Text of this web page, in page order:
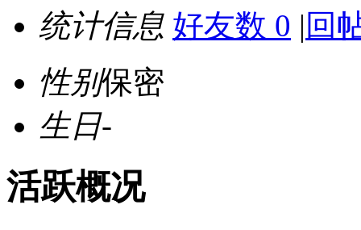
统计信息 好友数 0 | 回
性别保密
生日-
活跃概况